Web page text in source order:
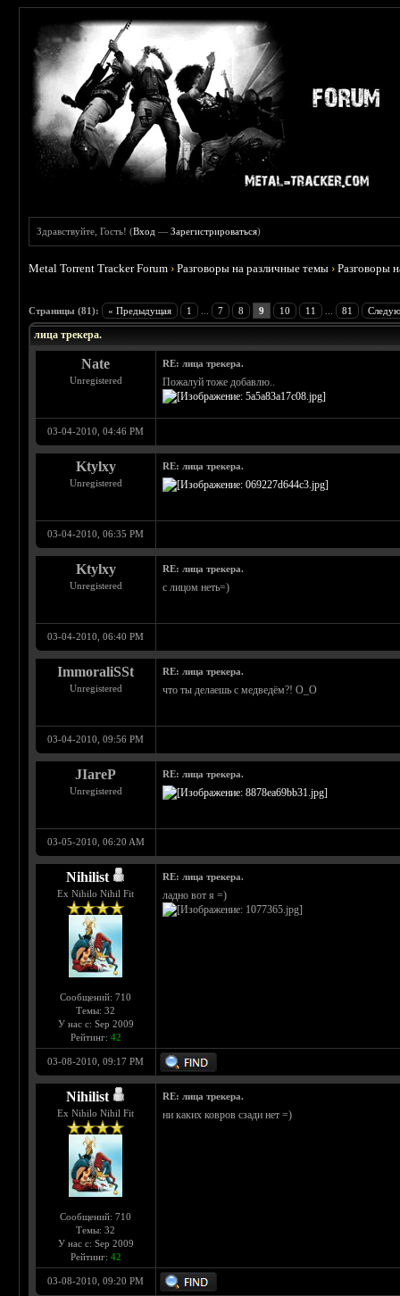
Здравствуйте, Гость! (Вход —Зарегистрироваться)
Metal Torrent Tracker Forum ›Разговоры на различные темы ›Разговоры
Страницы (81): « Предыдущая 1 7 8 9 10 11 81
лица трекера.
Nate
Unregistered
RE: лица трекера.
Пожалуй тоже добавлю..
03-04-2010, 04:46 PM
Ktylxy
Unregistered
RE: лица трекера.
03-04-2010, 06:35 PM
Ktylxy
Unregistered
RE: лица трекера.
с лицом неть=)
03-04-2010, 06:40 PM
ImmoraliSSt
Unregistered
RE: лица трекера.
что ты делаешь с медведём?! О_О
03-04-2010, 09:56 PM
JIareP
Unregistered
RE: лица трекера.
03-05-2010, 06:20 AM
Nihilist
Ex Nihilo Nihil Fit
Сообщений: 710
Темы: 32
У нас с: Sep 2009
Рейтинг: 42
RE: лица трекера.
ладно вот я =)
03-08-2010, 09:17 PM
Nihilist
Ex Nihilo Nihil Fit
Сообщений: 710
Темы: 32
У нас с: Sep 2009
Рейтинг: 42
RE: лица трекера.
ни каких ковров сзади нет =)
03-08-2010, 09:20 PM